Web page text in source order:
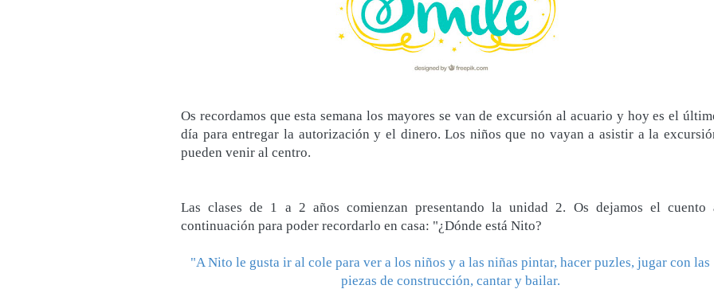
Os recordamos que esta semana los mayores se van de excursión al acuario y hoy es el
día para entregar la autorización y el dinero. Los niños que no vayan a asistir a la
pueden venir al centro.
Las clases de 1 a 2 años comienzan presentando la unidad 2. Os dejamos el cuento
continuación para poder recordarlo en casa: "¿Dónde está Nito?
"A Nito le gusta ir al cole para ver a los niños y a las niñas pintar, hacer puzles, jugar con las
piezas de construcción, cantar y bailar.